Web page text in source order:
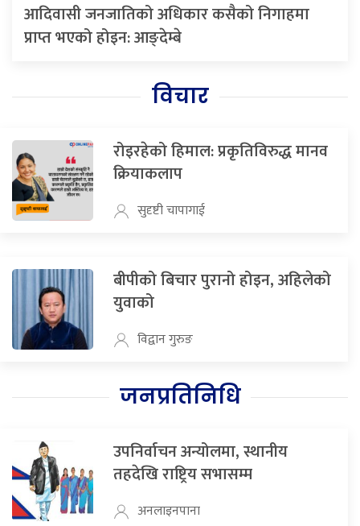
आदिवासी जनजातिको अधिकार कसैको निगाहमा
प्राप्त भएको होइन: आङ्देम्बे
विचार
रोइरहेको हिमाल: प्रकृतिविरुद्ध मानव
क्रियाकलाप
सुदृष्टी चापागाई
बीपीको बिचार पुरानो होइन, अहिलेको
युवाको
विद्वान गुरुङ
जनप्रतिनिधि
उपनिर्वाचन अन्योलमा, स्थानीय
तहदेखि राष्ट्रिय सभासम्म
अनलाइनपाना